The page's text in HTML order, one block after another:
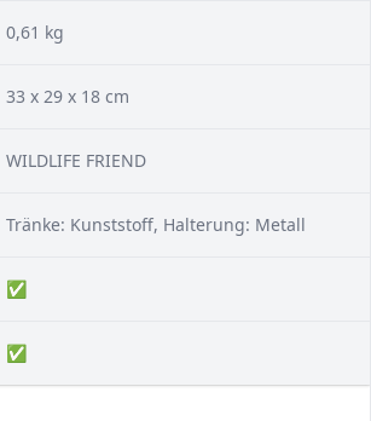
0,61 kg
33 x 29 x 18 cm
WILDLIFE FRIEND
Tränke: Kunststoff, Halterung: Metall
✅
✅